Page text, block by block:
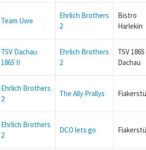
Team Uwe
Ehrlich Brothers
2
Bistro
Harlekin
TSV Dachau
1865 II
Ehrlich Brothers
2
TSV 1865
Dachau
Ehrlich Brothers
2
The Ally Prallys
Ehrlich Brothers
2
DCO lets go